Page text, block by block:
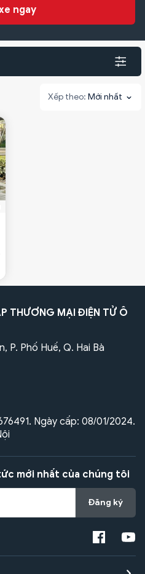
ngay
Mới nhất
THƯƠNG MẠI ĐIỆN TỬ Ô
P. Phố Huế, Q. Hai Bà
Ngày cấp: 08/01/2024.
mới nhất của chúng tôi
Đăng ký